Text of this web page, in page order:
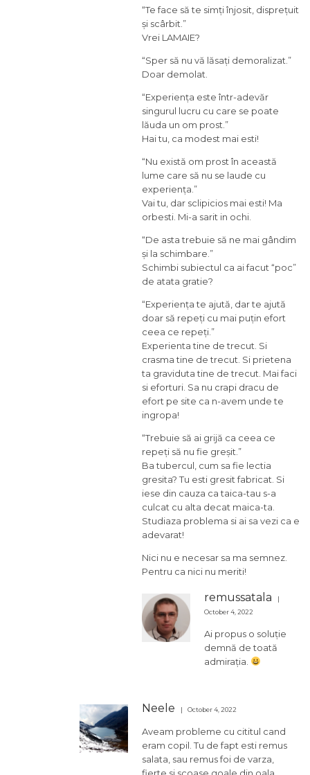
“Te face să te simți înjosit, disprețuit
și scârbit.”
Vrei LAMAIE?
“Sper să nu vă lăsați demoralizat.”
Doar demolat.
“Experiența este într-adevăr
singurul lucru cu care se poate
lăuda un om prost.”
Hai tu, ca modest mai esti!
“Nu există om prost în această
lume care să nu se laude cu
experiența.”
Vai tu, dar sclipicios mai esti! Ma
orbesti. Mi-a sarit in ochi.
“De asta trebuie să ne mai gândim
și la schimbare.”
Schimbi subiectul ca ai facut “poc”
de atata gratie?
“Experiența te ajută, dar te ajută
doar să repeți cu mai puțin efort
ceea ce repeți.”
Experienta tine de trecut. Si
crasma tine de trecut. Si prietena
ta graviduta tine de trecut. Mai faci
si eforturi. Sa nu crapi dracu de
efort pe site ca n-avem unde te
ingropa!
“Trebuie să ai grijă ca ceea ce
repeți să nu fie greșit.”
Ba tubercul, cum sa fie lectia
gresita? Tu esti gresit fabricat. Si
iese din cauza ca taica-tau s-a
culcat cu alta decat maica-ta.
Studiaza problema si ai sa vezi ca e
adevarat!
Nici nu e necesar sa ma semnez.
Pentru ca nici nu meriti!
remussatala
October 4, 2022
Ai propus o soluție
demnă de toată
admirația.
Neele October 4, 2022
Aveam probleme cu cititul cand
eram copil. Tu de fapt esti remus
salata, sau remus foi de varza,